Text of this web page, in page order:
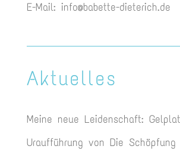
E-Mail: info@babette-dieterich.de
Aktuelles
Meine neue Leidenschaft:
Uraufführung von Die Schöpfung